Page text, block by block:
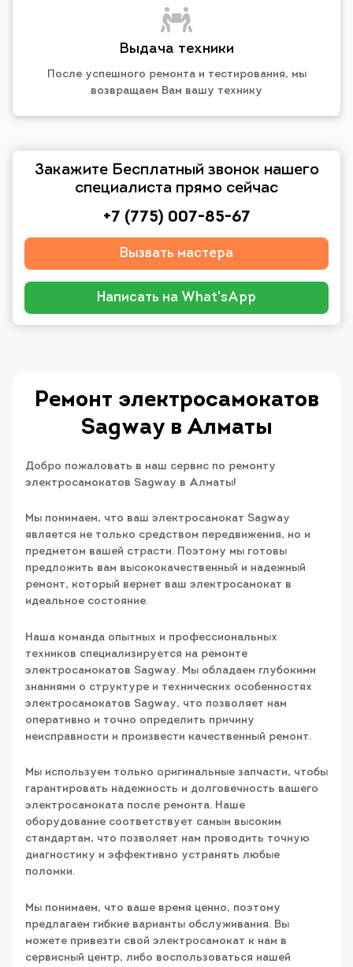
Выдача техники
После успешного ремонта и тестирования, мы
возвращаем Вам вашу технику
Закажите Бесплатный звонок нашего
специалиста прямо сейчас
+7 (775) 007-85-67
Вызвать мастера
Написать на What'sApp
Ремонт электросамокатов
Sagway в Алматы
Добро пожаловать в наш сервис по ремонту
электросамокатов Sagway в Алматы!
Мы понимаем, что ваш электросамокат Sagway
является не только средством передвижения, но и
предметом вашей страсти. Поэтому мы готовы
предложить вам высококачественный и надежный
ремонт, который вернет ваш электросамокат в
идеальное состояние.
Наша команда опытных и профессиональных
техников специализируется на ремонте
электросамокатов Sagway. Мы обладаем глубокими
знаниями о структуре и технических особенностях
электросамокатов Sagway, что позволяет нам
оперативно и точно определить причину
неисправности и произвести качественный ремонт.
Мы используем только оригинальные запчасти, чтобы
гарантировать надежность и долговечность вашего
электросамоката после ремонта. Наше
оборудование соответствует самым высоким
стандартам, что позволяет нам проводить точную
диагностику и эффективно устранять любые
поломки.
Мы понимаем, что ваше время ценно, поэтому
предлагаем гибкие варианты обслуживания. Вы
можете привезти свой электросамокат к нам в
сервисный центр, либо воспользоваться нашей